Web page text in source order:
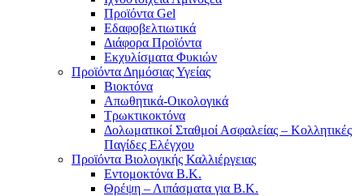
Προϊόντα Gel
Εδαφοβελτιωτικά
Διάφορα Προϊόντα
Εκχυλίσματα Φυκιών
Προϊόντα Δημόσιας Υγείας
Βιοκτόνα
Απωθητικά-Οικολογικά
Τρωκτικοκτόνα
Δολωματικοί Σταθμοί Ασφαλείας – Κολλητικές
Παγίδες Ελέγχου
Προϊόντα Βιολογικής Καλλιέργειας
Εντομοκτόνα Β.Κ.
Θρέψη – Λιπάσματα για Β.Κ.